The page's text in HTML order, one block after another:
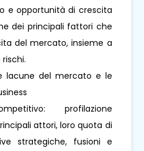
e opportunità di crescita
dei principali fattori che
del mercato, insieme a
lacune del mercato e le
profilazione
attori, loro quota di
strategiche, fusioni e